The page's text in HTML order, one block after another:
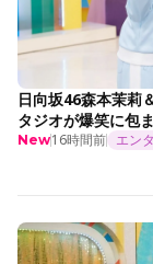
日向坂46森本茉莉
タジオが爆笑に包
New16時間前 エン